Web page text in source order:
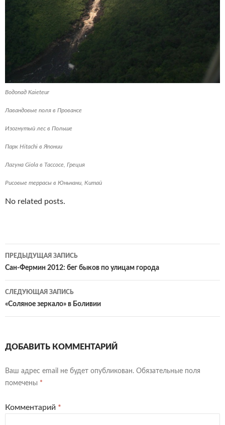
Водопад Kaieteur
Лавандовые поля в Провансе
Изогнутый лес в Польше
Парк Hitachi в Японии
Лагуна Giola в Тассосе, Греция
Рисовые террасы в Юньнани, Китай
No related posts.
Навигация
по
записям
ПРЕДЫДУЩАЯ ЗАПИСЬ
Сан-Фермин 2012: бег быков по улицам города
СЛЕДУЮЩАЯ ЗАПИСЬ
«Соляное зеркало» в Боливии
ДОБАВИТЬ КОММЕНТАРИЙ
Ваш адрес email не будет опубликован. Обязательные поля
помечены *
Комментарий *